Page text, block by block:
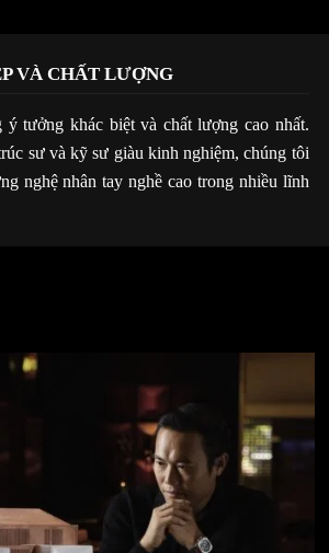
VÀ CHẤT LƯỢNG
tưởng khác biệt và chất lượng cao nhất.
sư và kỹ sư giàu kinh nghiệm, chúng tôi
nghệ nhân tay nghề cao trong nhiều lĩnh